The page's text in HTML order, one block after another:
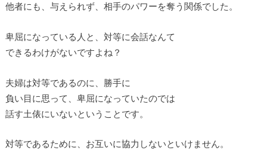
他者にも、与えられず、相手のパワーを奪う関係でした。
卑屈になっている人と、対等に会話なんて
できるわけがないですよね？
夫婦は対等であるのに、勝手に
負い目に思って、卑屈になっていたのでは
話す土俵にいないということです。
対等であるために、お互いに協力しないといけません。